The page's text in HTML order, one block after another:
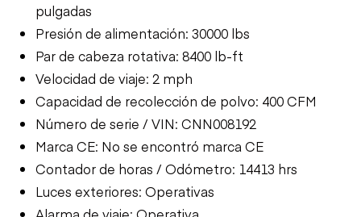
pulgadas
Presión de alimentación: 30000 lbs
Par de cabeza rotativa: 8400 lb-ft
Velocidad de viaje: 2 mph
Capacidad de recolección de polvo: 400 CFM
Número de serie / VIN: CNN008192
Marca CE: No se encontró marca CE
Contador de horas / Odómetro: 14413 hrs
Luces exteriores: Operativas